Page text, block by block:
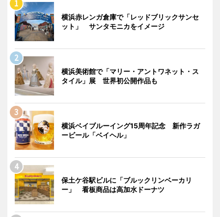
横浜赤レンガ倉庫で「レッドブリックサンセ
ット」 サンタモニカをイメージ
横浜美術館で「マリー・アントワネット・ス
タイル」展 世界初公開作品も
横浜ベイブルーイング15周年記念 新作ラガ
ービール「ベイヘル」
保土ケ谷駅ビルに「ブルックリンベーカリ
ー」 看板商品は高加水ドーナツ